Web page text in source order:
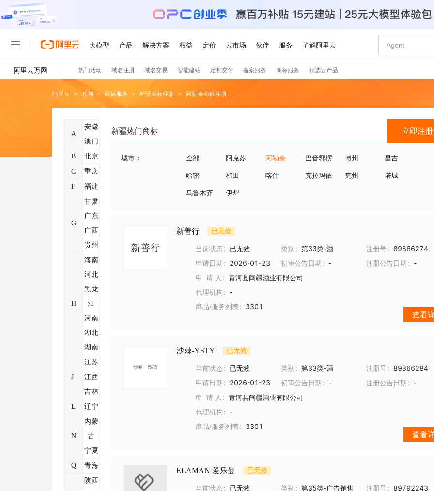
阿里云 > 万网 > 商标服务 > 新疆商标注册 > 阿勒泰商标注册
A
安徽
澳门
B 北京
C 重庆
F 福建
G
甘肃
广东
广西
贵州
H
海南
河北
黑龙
江
河南
湖北
湖南
J
江苏
江西
吉林
L 辽宁
N
内蒙
古
宁夏
Q 青海
陕西
新疆热门商标 立即注册
城市 ： 全部 阿克苏 阿勒泰 巴音郭楞 博州 昌吉
哈密 和田 喀什 克拉玛依 克州 塔城
乌鲁木齐 伊犁
新善行 已无效
当前状态 已无效 类别 第33类-酒 注册号
89866274
申请日期
2026-01-23 初审公告日期 - 注册公告日期
-
申 请 人
青河县闽疆酒业有限公司
代理机构
-
商品/服务列表
3301
查看
沙棘-YSTY 已无效
当前状态 已无效 类别 第33类-酒 注册号
89866284
申请日期
2026-01-23 初审公告日期 - 注册公告日期
-
申 请 人
青河县闽疆酒业有限公司
代理机构
-
商品/服务列表
3301
查看
ELAMAN 爱乐曼 已无效
当前状态 已无效 类别 第35类-广告销售 注册号
89792243